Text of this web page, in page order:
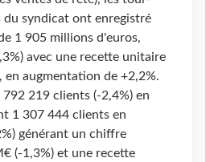
du syndicat ont enregistré
1 905 millions d'euros,
avec une recette unitaire
en augmentation de +2,2%.
792 219 clients (-2,4%) en
1 307 444 clients en
générant un chiffre
(-1,3%) et une recette